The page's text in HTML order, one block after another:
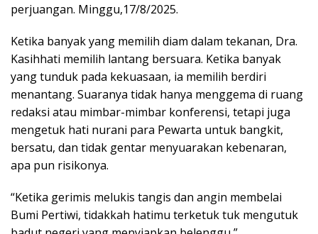
perjuangan. Minggu,17/8/2025.
Ketika banyak yang memilih diam dalam tekanan, Dra.
Kasihhati memilih lantang bersuara. Ketika banyak
yang tunduk pada kekuasaan, ia memilih berdiri
menantang. Suaranya tidak hanya menggema di ruang
redaksi atau mimbar-mimbar konferensi, tetapi juga
mengetuk hati nurani para Pewarta untuk bangkit,
bersatu, dan tidak gentar menyuarakan kebenaran,
apa pun risikonya.
“Ketika gerimis melukis tangis dan angin membelai
Bumi Pertiwi, tidakkah hatimu terketuk tuk mengutuk